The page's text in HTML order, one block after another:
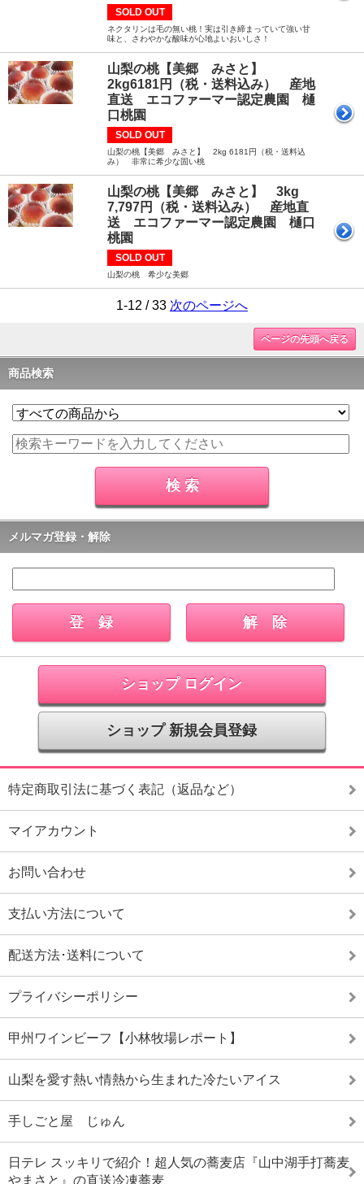
SOLD OUT
ネクタリンは毛の無い桃！実は引き締まっていて強い甘
味と、さわやかな酸味が心地よいおいしさ！
山梨の桃【美郷 みさと】
2kg6181円（税・送料込み） 産地
直送 エコファーマー認定農園 樋
口桃園
SOLD OUT
山梨の桃【美郷 みさと】 2kg 6181円（税・送料込
み） 非常に希少な固い桃
山梨の桃【美郷 みさと】 3kg
7,797円（税・送料込み） 産地直
送 エコファーマー認定農園 樋口
桃園
SOLD OUT
山梨の桃 希少な美郷
1-12 / 33 次のページへ
ページの先頭へ戻る
商品検索
メルマガ登録・解除
ショップ ログイン
ショップ 新規会員登録
特定商取引法に基づく表記（返品など）
マイアカウント
お問い合わせ
支払い方法について
配送方法･送料について
プライバシーポリシー
甲州ワインビーフ【小林牧場レポート】
山梨を愛す熱い情熱から生まれた冷たいアイス
手しごと屋 じゅん
日テレ スッキリで紹介！超人気の蕎麦店『山中湖手打蕎麦
やまさと』の直送冷凍蕎麦